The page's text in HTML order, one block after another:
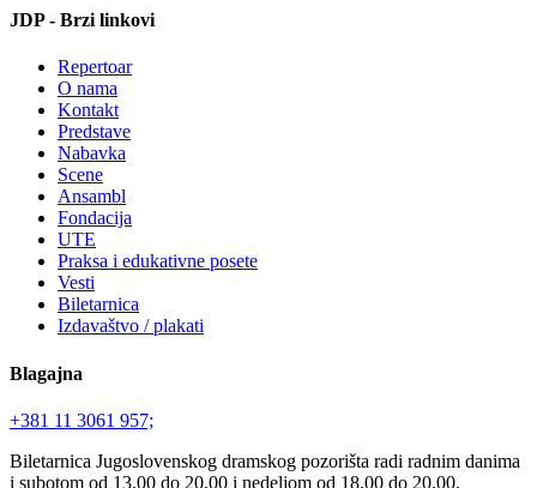
JDP - Brzi linkovi
Repertoar
O nama
Kontakt
Predstave
Nabavka
Scene
Ansambl
Fondacija
UTE
Praksa i edukativne posete
Vesti
Biletarnica
Izdavaštvo / plakati
Blagajna
+381 11 3061 957;
Biletarnica Jugoslovenskog dramskog pozorišta radi radnim danima
i subotom od 13.00 do 20.00 i nedeljom od 18.00 do 20.00.